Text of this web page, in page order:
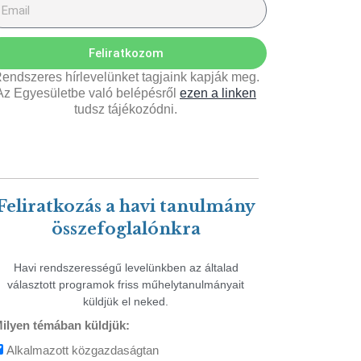
Feliratkozom
hírlevelünket tagjaink kapják meg.
Egyesületbe való belépésről ezen a linken
tudsz tájékozódni.
a havi tanulmány
összefoglalónkra
Havi rendszerességű levelünkben az általad
választott programok friss műhelytanulmányait
küldjük el neked.
témában küldjük:
Alkalmazott közgazdaságtan